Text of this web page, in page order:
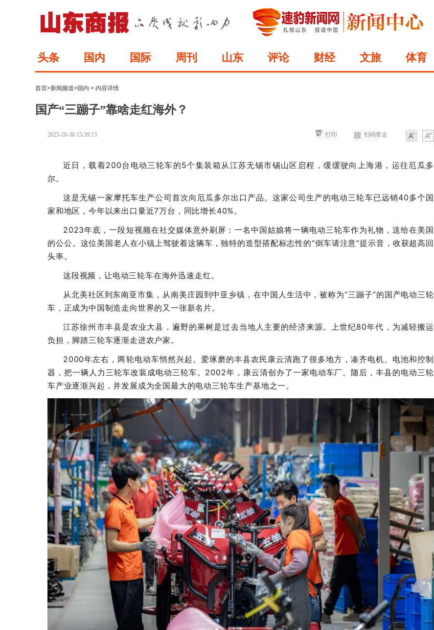
头条 国内 国际 周刊 山东 评论 财经 文旅 体育
首页>新闻频道>国内 > 内容详情
国产“三蹦子”靠啥走红海外？
2025-10-30 15:39:13 扫码带走
打印
近日，载着200台电动三轮车的5个集装箱从江苏无锡市锡山区启程，缓缓驶向上海港，运往厄瓜多
尔。
这是无锡一家摩托车生产公司首次向厄瓜多尔出口产品。这家公司生产的电动三轮车已远销40多个国
家和地区，今年以来出口量近7万台，同比增长40%。
2023年底，一段短视频在社交媒体意外刷屏：一名中国姑娘将一辆电动三轮车作为礼物，送给在美国
的公公。这位美国老人在小镇上驾驶着这辆车，独特的造型搭配标志性的“倒车请注意”提示音，收获超高回
头率。
这段视频，让电动三轮车在海外迅速走红。
从北美社区到东南亚市集，从南美庄园到中亚乡镇，在中国人生活中，被称为“三蹦子”的国产电动三轮
车，正成为中国制造走向世界的又一张新名片。
江苏徐州市丰县是农业大县，遍野的果树是过去当地人主要的经济来源。上世纪80年代，为减轻搬运
负担，脚踏三轮车逐渐走进农户家。
2000年左右，两轮电动车悄然兴起。爱琢磨的丰县农民康云清跑了很多地方，凑齐电机、电池和控制
器，把一辆人力三轮车改装成电动三轮车。2002年，康云清创办了一家电动车厂。随后，丰县的电动三轮
车产业逐渐兴起，并发展成为全国最大的电动三轮车生产基地之一。